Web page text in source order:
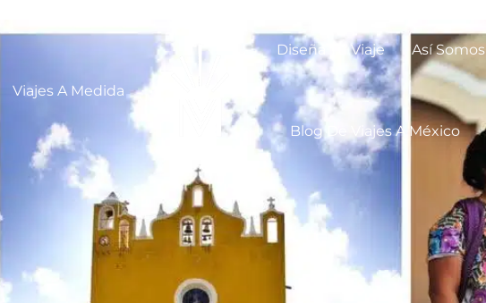
Viajes A Medida
Diseña Tu Viaje Así Somos
Blog De Viajes A México